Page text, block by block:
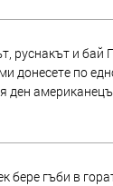
руснакът и бай
донесете по
ден
бере гъби в